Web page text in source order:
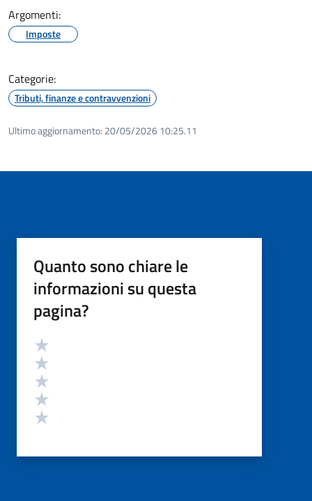
Argomenti:
Imposte
Categorie:
Tributi, finanze e contravvenzioni
Ultimo aggiornamento: 20/05/2026 10:25.11
Quanto sono chiare le
informazioni su questa
pagina?
Valutazione